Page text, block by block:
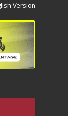
Version